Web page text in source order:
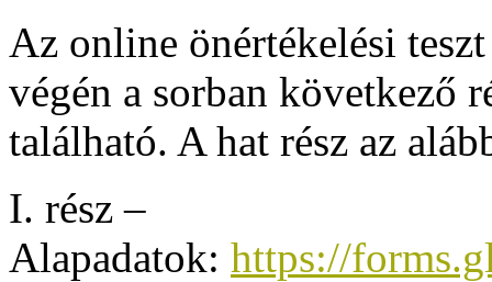
Az online önértékelési
végén a sorban következő
található. A hat rész az
I. rész –
Alapadatok: https://